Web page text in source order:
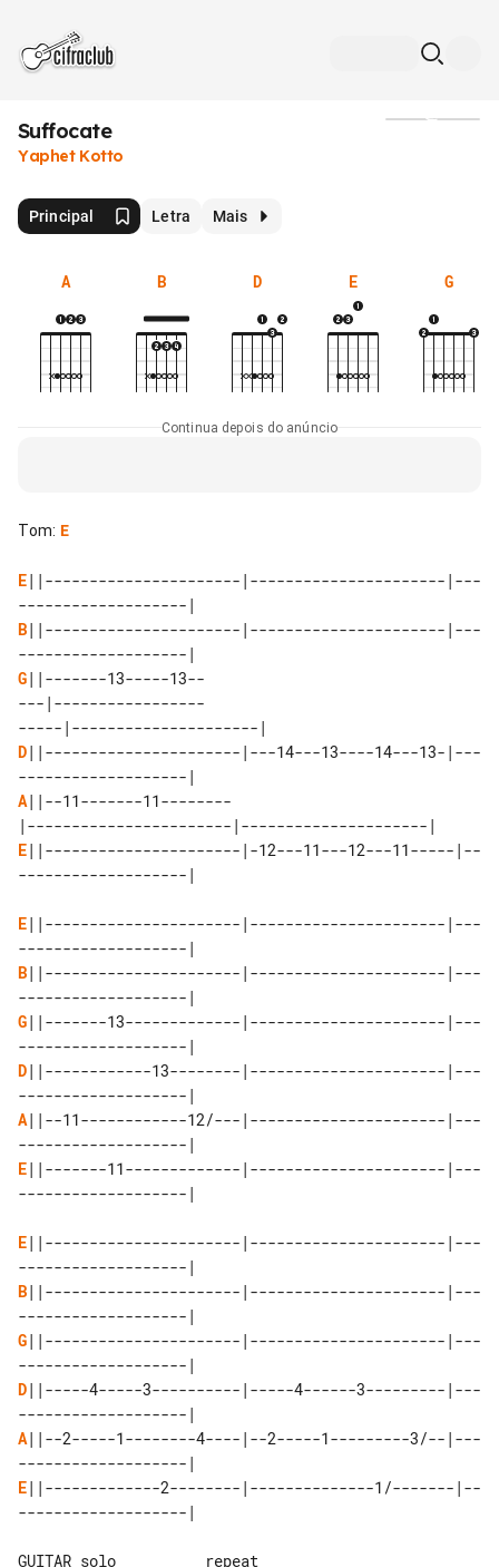
Suffocate
Yaphet Kotto
Principal Letra Mais
A B D E G
Continua depois do anúncio
Tom: E
E||----------------------|----------------------|---
B||----------------------|----------------------|---
G||-------13-----13--
---|-----------------
D||----------------------|---14---13----14---13-|---
A||--11-------11--------
E||----------------------|-12---11---12---11-----|--
-------------------|
E||----------------------|----------------------|---
B||----------------------|----------------------|---
G||-------13-------------|----------------------|---
D||------------13--------|----------------------|---
A||--11------------12/---|----------------------|---
E||-------11-------------|----------------------|---
-------------------|
E||----------------------|----------------------|---
B||----------------------|----------------------|---
G||----------------------|----------------------|---
D||-----4-----3----------|-----4------3---------|---
A||--2-----1--------4----|--2-----1---------3/--|---
E||-------------2--------|--------------1/-------|--
-------------------|